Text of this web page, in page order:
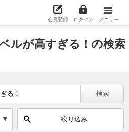
会員登録 ログイン メニュー
ルが高すぎる！の検索
検索
絞り込み